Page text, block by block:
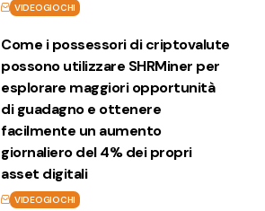
VIDEOGIOCHI
Come i possessori di criptovalute
possono utilizzare SHRMiner per
esplorare maggiori opportunità
di guadagno e ottenere
facilmente un aumento
giornaliero del 4% dei propri
asset digitali
VIDEOGIOCHI